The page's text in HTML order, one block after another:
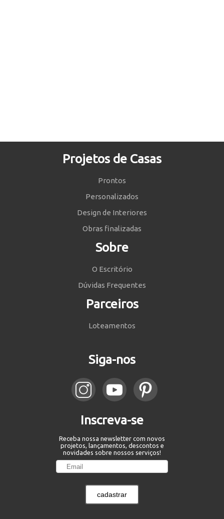
Projetos de Casas
Prontos
Personalizados
Design de Interiores
Obras finalizadas
Sobre
O Escritório
Dúvidas Frequentes
Parceiros
Loteamentos
Siga-nos
Inscreva-se
Receba nossa newsletter com novos
projetos, lançamentos, descontos e
novidades sobre nossos serviços!
cadastrar